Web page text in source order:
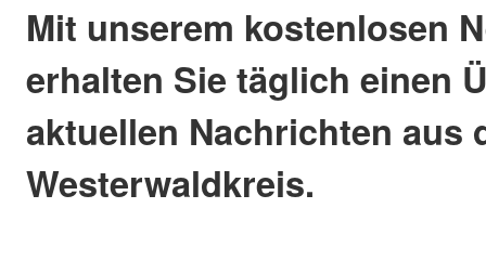
Mit unserem kostenlosen
erhalten Sie täglich einen
aktuellen Nachrichten aus
Westerwaldkreis.